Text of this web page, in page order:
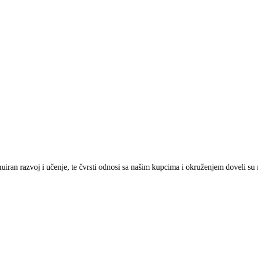
razvoj i učenje, te čvrsti odnosi sa našim kupcima i okruženjem doveli